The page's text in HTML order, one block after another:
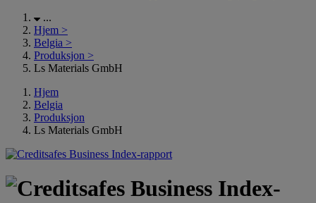
...
Hjem >
Belgia >
Produksjon >
Ls Materials GmbH
Hjem
Belgia
Produksjon
Ls Materials GmbH